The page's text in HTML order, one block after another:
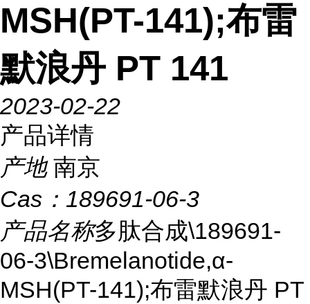
MSH(PT-141);布雷
默浪丹 PT 141
2023-02-22
产品详情
产地 南京
Cas： 189691-06-3
产品名称多肽合成\189691-
06-3\Bremelanotide,α-
MSH(PT-141);布雷默浪丹 PT